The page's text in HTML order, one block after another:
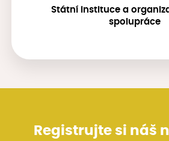
Státní instituce a
spolupráce
Registrujte si náš